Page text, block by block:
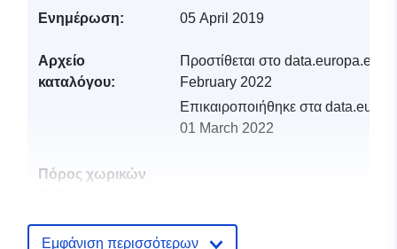
Ενημέρωση: 05 April 2019
Αρχείο
καταλόγου:
Προστίθεται στο data.europa.eu:
February 2022
Επικαιροποιήθηκε στα
01 March 2022
Πόρος χωρικών
Αναγνωριστικά:
http://catalogue.geo-
Εμφάνιση περισσότερων